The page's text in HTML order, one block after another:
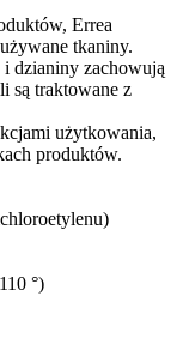
Errea
tkaniny.
i dzianiny zachowują
są traktowane z
użytkowania,
produktów.
°)